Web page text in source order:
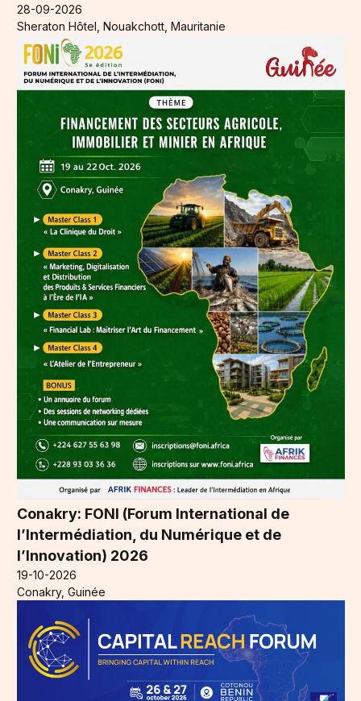
28-09-2026
Sheraton Hôtel, Nouakchott, Mauritanie
Conakry: FONI (Forum International de
l’Intermédiation, du Numérique et de
l’Innovation) 2026
19-10-2026
Conakry, Guinée